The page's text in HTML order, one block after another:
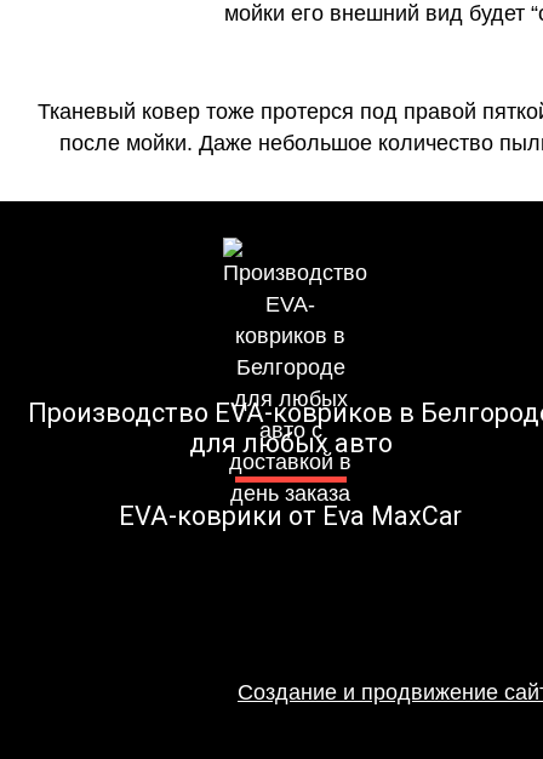
мойки его внешний вид будет
Тканевый ковер тоже протерся под правой
после мойки. Даже небольшое количество
Производство EVA-ковриков в
для любых авто
EVA-коврики от Eva MaxCar
Создание и продвижение